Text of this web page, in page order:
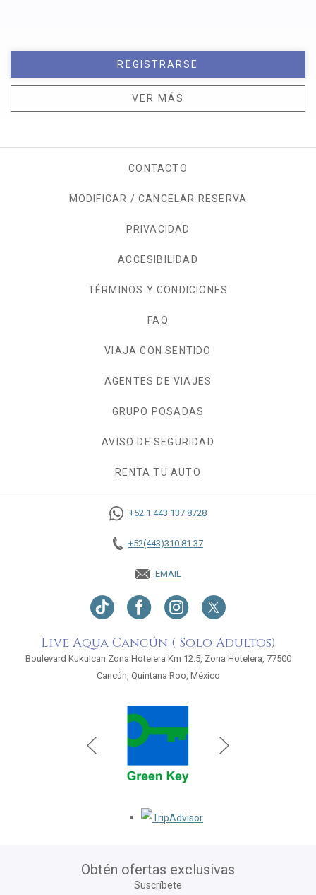
REGISTRARSE
VER MÁS
CONTACTO
MODIFICAR / CANCELAR RESERVA
PRIVACIDAD
ACCESIBILIDAD
TÉRMINOS Y CONDICIONES
FAQ
VIAJA CON SENTIDO
AGENTES DE VIAJES
GRUPO POSADAS
AVISO DE SEGURIDAD
RENTA TU AUTO
+52 1 443 137 8728
+52(443)310 81 37
EMAIL
Live Aqua Cancún ( Solo Adultos)
Boulevard Kukulcan Zona Hotelera Km 12.5, Zona Hotelera, 77500
Cancún, Quintana Roo, México
Obtén ofertas exclusivas
Suscríbete